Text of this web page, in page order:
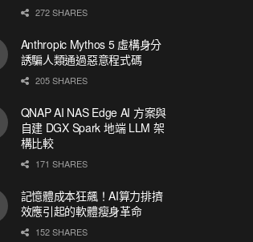
272 SHARES
Anthropic Mythos 5 虛構身分
誘騙人類通過惡意程式碼
205 SHARES
QNAP AI NAS Edge AI 方案與
自建 DGX Spark 地端 LLM 架
構比較
171 SHARES
記憶體成本狂飆！AI算力排擠
效應引起的軟體瘦身革命
152 SHARES